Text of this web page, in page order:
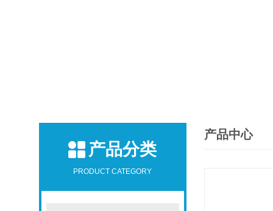
产品分类
PRODUCT CATEGORY
产品中心